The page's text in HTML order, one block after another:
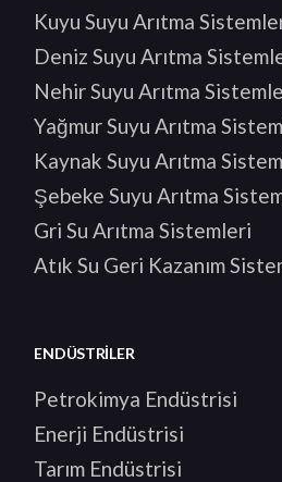
Kuyu Suyu Arıtma
Deniz Suyu Arıtma
Nehir Suyu Arıtma
Yağmur Suyu Arıtma
Kaynak Suyu Arıtma
Şebeke Suyu Arıtma
Gri Su Arıtma Sistemleri
Atık Su Geri Kazanım
ENDÜSTRILER
Petrokimya Endüstrisi
Enerji Endüstrisi
Tarım Endüstrisi